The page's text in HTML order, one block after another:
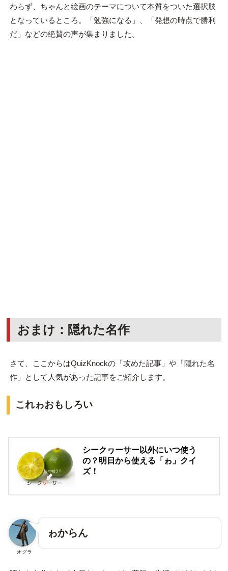
わらず、ちゃんと絵画のテーマについて本質をついた選択肢
となっているところ。「勉強になる」、「発想の時点で勝利
だ」などの絶賛の声が集まりました。
おまけ：隠れた名作
さて、ここからはQuizKnockの「攻めた記事」や「隠れた名
作」として人気があった記事をご紹介します。
これゎおもしろい
シークヮーサー以外にいつ使う
の？明日から使える「ゎ」クイ
ズ！
オグラ
ゎからん